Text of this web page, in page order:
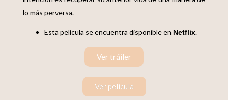
lo más perversa.
Esta película se encuentra disponible en Netflix.
Ver tráiler
Ver película